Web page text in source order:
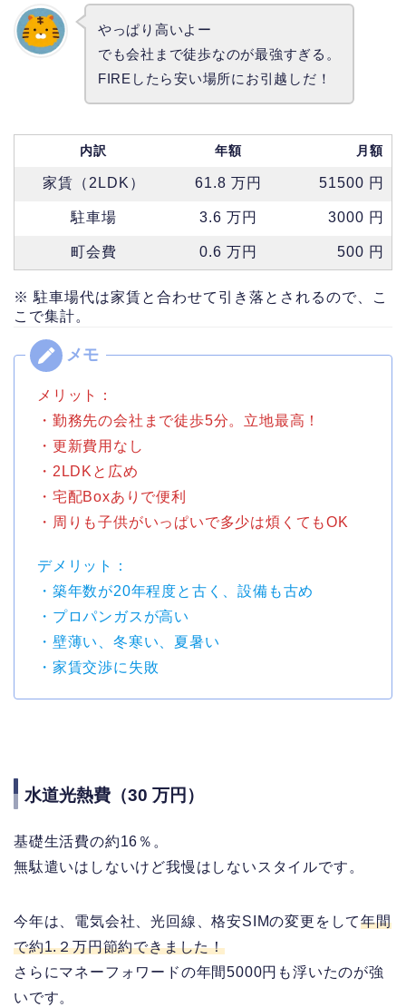
やっぱり高いよー
でも会社まで徒歩なのが最強すぎる。
FIREしたら安い場所にお引越しだ！
内訳 年額 月額
家賃（2LDK） 61.8 万円 51500 円
駐車場 3.6 万円 3000 円
町会費 0.6 万円 500 円
※ 駐車場代は家賃と合わせて引き落とされるので、こ
こで集計。
メリット：
・勤務先の会社まで徒歩5分。立地最高！
・更新費用なし
・2LDKと広め
・宅配Boxありで便利
・周りも子供がいっぱいで多少は煩くてもOK
デメリット：
・築年数が20年程度と古く、設備も古め
・プロパンガスが高い
・壁薄い、冬寒い、夏暑い
・家賃交渉に失敗
水道光熱費（30 万円）
基礎生活費の約16％。
無駄遣いはしないけど我慢はしないスタイルです。
今年は、電気会社、光回線、格安SIMの変更をして年間
で約1.２万円節約できました！
さらにマネーフォワードの年間5000円も浮いたのが強
いです。